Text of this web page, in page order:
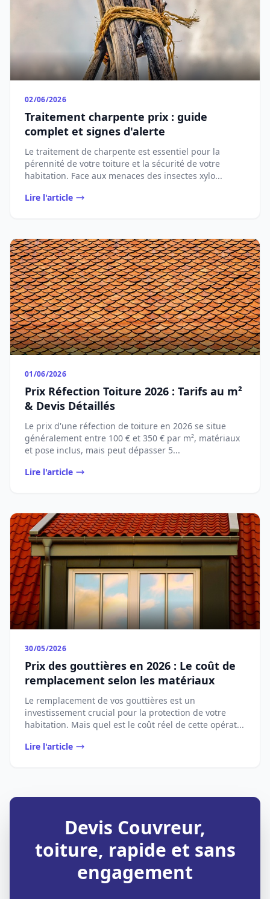
02/06/2026
Traitement charpente prix : guide
complet et signes d'alerte
Le traitement de charpente est essentiel pour la
pérennité de votre toiture et la sécurité de votre
habitation. Face aux menaces des insectes xylo...
Lire l'article
01/06/2026
Prix Réfection Toiture 2026 : Tarifs au m²
& Devis Détaillés
Le prix d'une réfection de toiture en 2026 se situe
généralement entre 100 € et 350 € par m², matériaux
et pose inclus, mais peut dépasser 5...
Lire l'article
30/05/2026
Prix des gouttières en 2026 : Le coût de
remplacement selon les matériaux
Le remplacement de vos gouttières est un
investissement crucial pour la protection de votre
habitation. Mais quel est le coût réel de cette opérat...
Lire l'article
Devis Couvreur,
toiture, rapide et sans
engagement